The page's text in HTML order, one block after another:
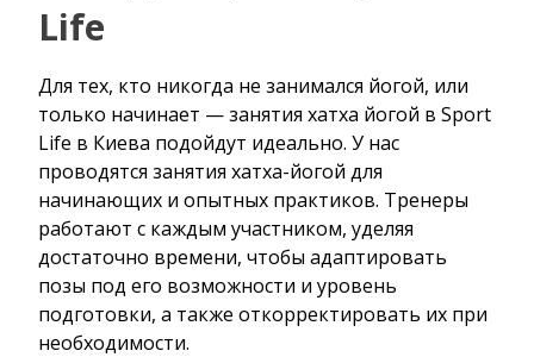
Life
Для тех, кто никогда не занимался йогой, или
только начинает — занятия хатха йогой в Sport
Life в Киева подойдут идеально. У нас
проводятся занятия хатха-йогой для
начинающих и опытных практиков. Тренеры
работают с каждым участником, уделяя
достаточно времени, чтобы адаптировать
позы под его возможности и уровень
подготовки, а также откорректировать их при
необходимости.